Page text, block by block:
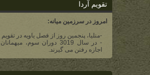
تقویم آردا
امروز در سرزمین میانه:
-منلیا، پنجمین روز از فصل یاویه در تقویم
- در سال 3019 دوران سوم،
اجازه رفتن می گیرند.